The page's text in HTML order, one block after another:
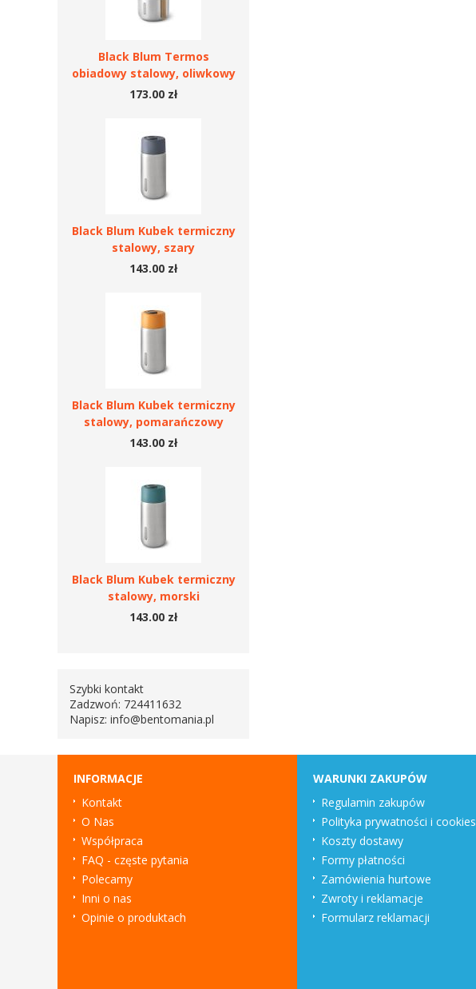
Black Blum Termos
obiadowy stalowy, oliwkowy
173.00 zł
Black Blum Kubek termiczny
stalowy, szary
143.00 zł
Black Blum Kubek termiczny
stalowy, pomarańczowy
143.00 zł
Black Blum Kubek termiczny
stalowy, morski
143.00 zł
Szybki kontakt
Zadzwoń: 724411632
Napisz: info@bentomania.pl
INFORMACJE
Kontakt
O Nas
Współpraca
FAQ - częste pytania
Polecamy
Inni o nas
Opinie o produktach
WARUNKI ZAKUPÓW
Regulamin zakupów
Polityka prywatności i cookies
Koszty dostawy
Formy płatności
Zamówienia hurtowe
Zwroty i reklamacje
Formularz reklamacji